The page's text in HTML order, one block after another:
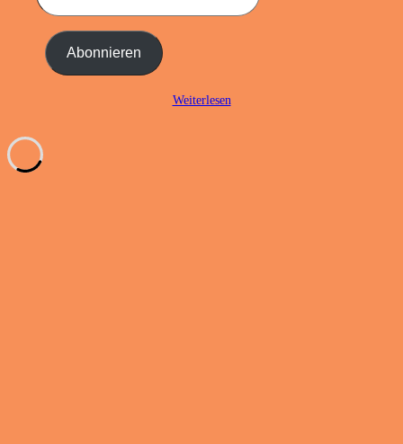
E-
Adresse
ein ... Abonnieren
Weiterlesen